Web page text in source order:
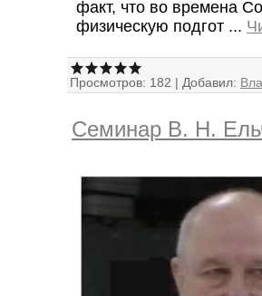
факт, что во времена
физическую подгот ...
Просмотров: 182 | Добавил:
Семинар В. Н.